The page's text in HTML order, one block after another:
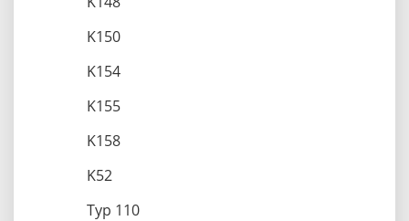
K150
K154
K155
K158
K52
Typ 110